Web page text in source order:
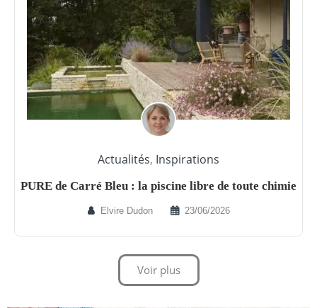
Actualités, Inspirations
PURE de Carré Bleu : la piscine libre de toute chimie
Elvire Dudon 23/06/2026
Voir plus